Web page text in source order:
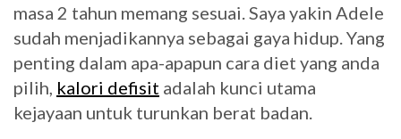
masa 2 tahun memang sesuai. Saya yakin Adele
sudah menjadikannya sebagai gaya hidup. Yang
penting dalam apa-apapun cara diet yang anda
pilih, kalori defisit adalah kunci utama
kejayaan untuk turunkan berat badan.